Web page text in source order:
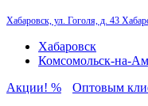
Хабаровск, ул. Гоголя, д. 43
Хабаровск
Комсомольск-на-
Акции! %
Оптовым